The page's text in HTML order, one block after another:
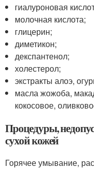
гиалуроновая
молочная кислота;
глицерин;
диметикон;
декспантенол;
холестерол;
экстракты алоэ,
масла жожоба,
кокосовое,
Процедуры,
сухой кожей
Горячее умывание,